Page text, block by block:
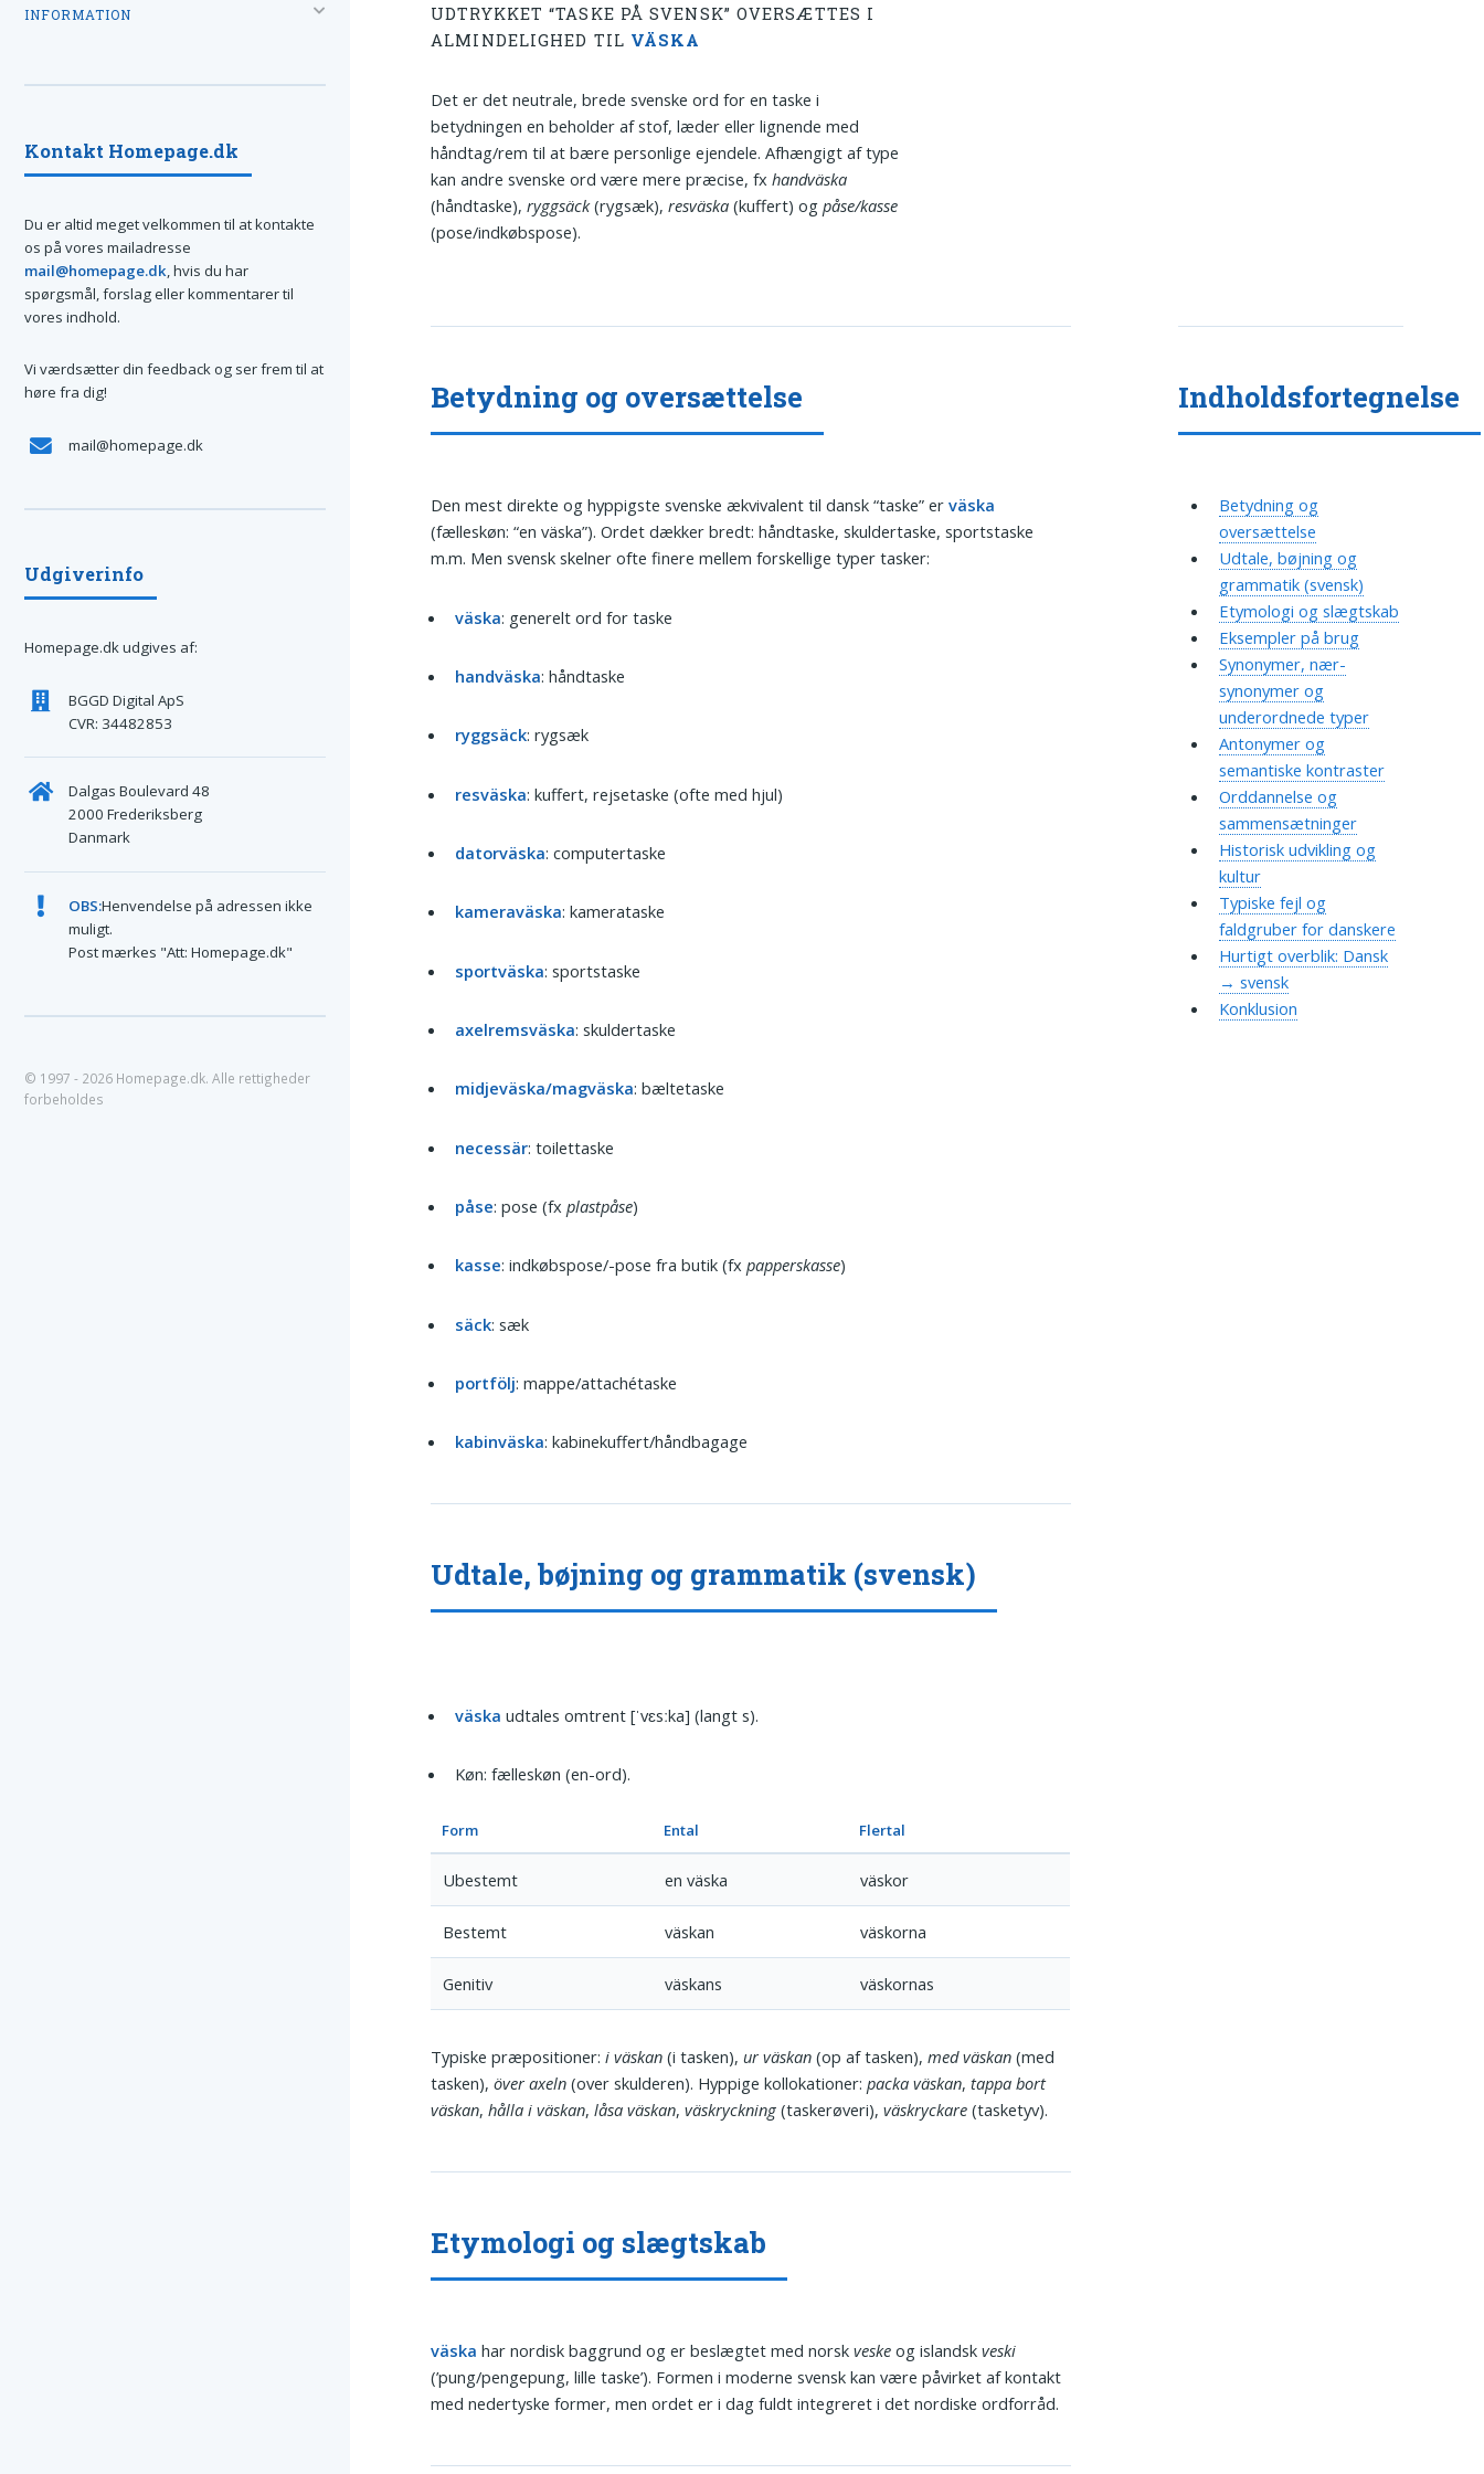
UDTRYKKET “TASKE PÅ SVENSK” OVERSÆTTES I
ALMINDELIGHED TIL VÄSKA
Det er det neutrale, brede svenske ord for en taske i
betydningen en beholder af stof, læder eller lignende med
håndtag/rem til at bære personlige ejendele. Afhængigt af type
kan andre svenske ord være mere præcise, fxhandväska
(håndtaske),ryggsäck(rygsæk),resväska (kuffert) ogpåse/kasse
(pose/indkøbspose).
Betydning og oversættelse
Den mest direkte og hyppigste svenske ækvivalent til dansk “taske” erväska
(fælleskøn: “en väska”). Ordet dækker bredt: håndtaske, skuldertaske, sportstaske
m.m. Men svensk skelner ofte finere mellem forskellige typer tasker:
väska: generelt ord for taske
handväska: håndtaske
ryggsäck: rygsæk
resväska: kuffert, rejsetaske (ofte med hjul)
datorväska: computertaske
kameraväska: kamerataske
sportväska: sportstaske
axelremsväska: skuldertaske
midjeväska/magväska: bæltetaske
necessär: toilettaske
påse: pose (fxplastpåse)
kasse: indkøbspose/-pose fra butik (fxpapperskasse)
säck: sæk
portfölj: mappe/attachétaske
kabinväska: kabinekuffert/håndbagage
Udtale, bøjning og grammatik (svensk)
väska udtales omtrent [ˈvɛsːka] (langt s).
Køn: fælleskøn (en-ord).
Form Ental Flertal
Ubestemt en väska väskor
Bestemt väskan väskorna
Genitiv väskans väskornas
Typiske præpositioner:i väskan (i tasken),ur väskan (op af tasken),med väskan (med
tasken),över axeln (over skulderen). Hyppige kollokationer:packa väskan,tappa bort
väskan,hålla i väskan,låsa väskan,väskryckning (taske­røveri),väskryckare (taske­tyv).
Etymologi og slægtskab
väska har nordisk baggrund og er beslægtet med norskveske og islandskveski
(’pung/pengepung, lille taske’). Formen i moderne svensk kan være påvirket af kontakt
med nedertyske former, men ordet er i dag fuldt integreret i det nordiske ordforråd.
Indholdsfortegnelse
Betydning og
oversættelse
Udtale, bøjning og
grammatik (svensk)
Etymologi og slægtskab
Eksempler på brug
Synonymer, nær-
synonymer og
underordnede typer
Antonymer og
semantiske kontraster
Orddannelse og
sammensætninger
Historisk udvikling og
kultur
Typiske fejl og
faldgruber for danskere
Hurtigt overblik: Dansk
→ svensk
Konklusion
INFORMATION
Kontakt Homepage.dk
Du er altid meget velkommen til at kontakte
os på vores mailadresse
mail@homepage.dk, hvis du har
spørgsmål, forslag eller kommentarer til
vores indhold.
Vi værdsætter din feedback og ser frem til at
høre fra dig!
mail@homepage.dk
Udgiverinfo
Homepage.dk udgives af:
BGGD Digital ApS
CVR: 34482853
Dalgas Boulevard 48
2000 Frederiksberg
Danmark
OBS:Henvendelse på adressen ikke
muligt.
Post mærkes "Att: Homepage.dk"
© 1997 - 2026 Homepage.dk. Alle rettigheder
forbeholdes